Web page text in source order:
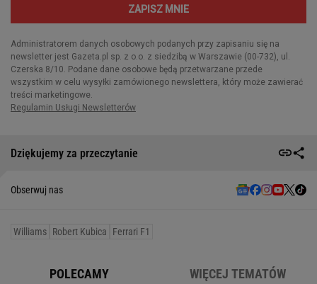
Dziękujemy za przeczytanie
Obserwuj nas
Williams Robert Kubica Ferrari F1
POLECAMY WIĘCEJ TEMATÓW